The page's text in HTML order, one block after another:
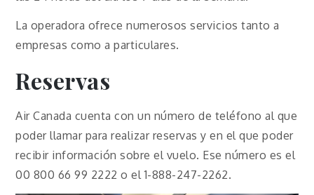
La operadora ofrece numerosos servicios tanto a
empresas como a particulares.
Reservas
Air Canada cuenta con un número de teléfono al que
poder llamar para realizar reservas y en el que poder
recibir información sobre el vuelo. Ese número es el
00 800 66 99 2222 o el 1-888-247-2262.